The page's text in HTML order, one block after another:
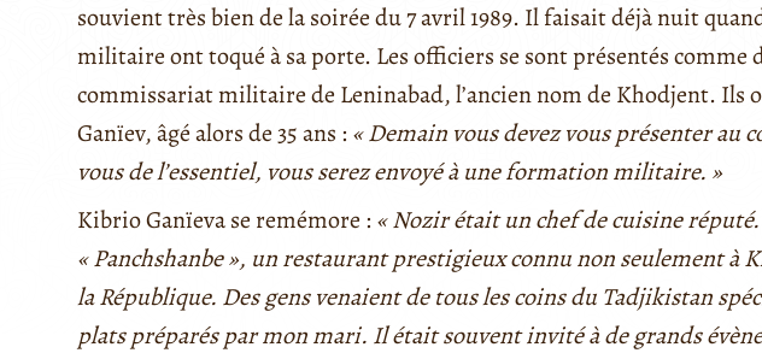
souvient très bien de la soirée du 7 avril 1989. Il faisait déjà nuit
militaire ont toqué à sa porte. Les officiers se sont présentés comme
commissariat militaire de Leninabad, l’ancien nom de Khodjent. Ils
Ganïev, âgé alors de 35 ans : « Demain vous devez vous présenter au
vous de l’essentiel, vous serez envoyé à une formation militaire. »
Kibrio Ganïeva se remémore : « Nozir était un chef de cuisine
« Panchshanbe », un restaurant prestigieux connu non seulement à
la République. Des gens venaient de tous les coins du Tadjikistan
plats préparés par mon mari. Il était souvent invité à de grands